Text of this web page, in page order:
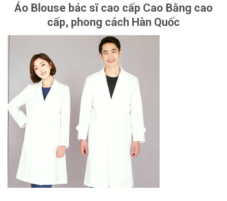
Áo Blouse bác sĩ cao cấp Cao Bằng cao
cấp, phong cách Hàn Quốc